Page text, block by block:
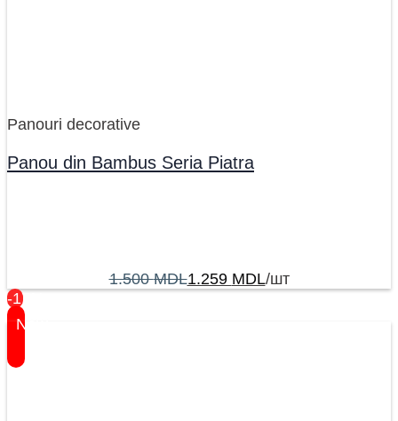
Panouri decorative
Panou din Bambus Seria Piatra
1.500MDL1.259 MDL/шт
-17%
New